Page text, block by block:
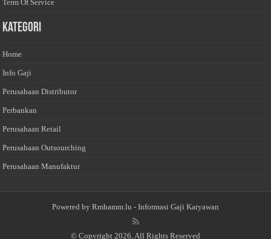
Term Of Service
Kategori
Home
Info Gaji
Perusahaan Distributor
Perbankan
Perusahaan Retail
Perusahaan Outsourching
Perusahaan Manufaktur
Powered by Rmhamm.lu - Informasi Gaji Karyawan
© Copyright 2026, All Rights Reserved